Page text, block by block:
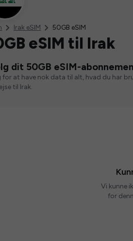
Irak eSIM 50GB eSIM
eSIM til Irak
dit 50GB eSIM-
for at have nok data til alt, hvad du har
til Irak.
Vi kunne
for